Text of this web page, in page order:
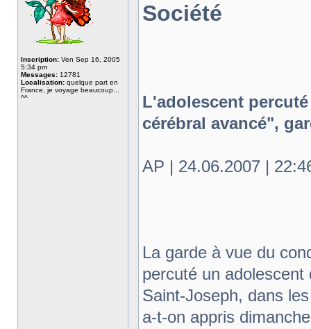
Inscription: Ven Sep 16, 2005
5:34 pm
Messages: 12781
Localisation: quelque part en
France, je voyage beaucoup...
^^
Société
L'adolescent
cérébral avancé",
AP | 24.06.2007 |
La garde à vue du
percuté un
Saint-Joseph, dans
a-t-on appris